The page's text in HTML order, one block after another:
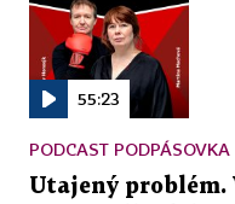
55:23
PODCAST PODPÁSOVKA
Utajený problém.